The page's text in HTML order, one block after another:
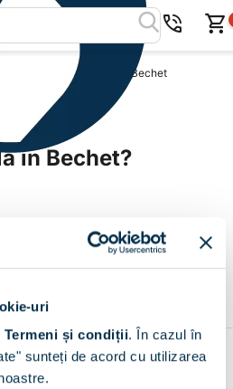
uri
Termeni și condiții. În cazul în
sunteți de acord cu utilizarea
Judetul Olt Mobila Bechet
in Bechet?